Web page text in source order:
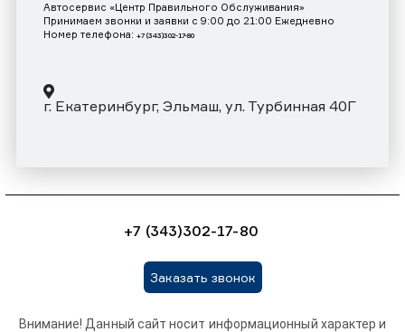
Автосервис «Центр Правильного Обслуживания»
Принимаем звонки и заявки с 9:00 до 21:00 Ежедневно
Номер телефона: +7 (343)302-17-80
г. Екатеринбург, Эльмаш, ул. Турбинная 40Г
+7 (343)302-17-80
Заказать звонок
Внимание! Данный сайт носит информационный характер и